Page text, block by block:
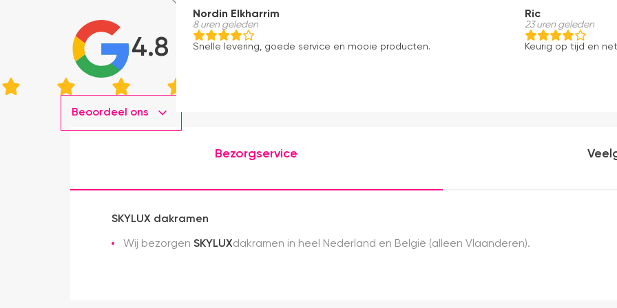
4.8
Beoordeel ons
Nordin Elkharrim
8 uren geleden
Snelle levering, goede service en mooie producten.
Ric
23 uren geleden
Keurig op tijd en
Bezorgservice
SKYLUX dakramen
Wij bezorgen SKYLUXdakramen in heel Nederland en België (alleen Vlaanderen).